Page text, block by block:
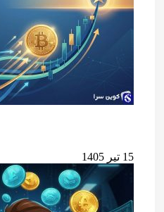
15 تیر 1405